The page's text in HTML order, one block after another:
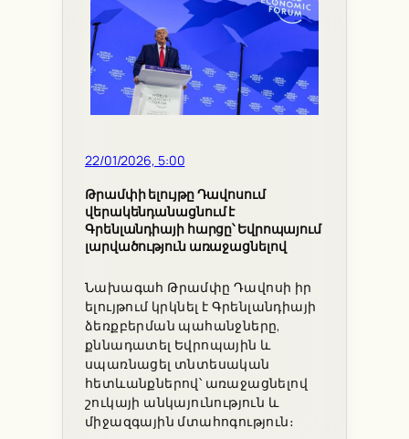
22/01/2026, 5:00
Թրամփի ելույթը Դավոսում
վերակենդանացնում է
Գրենլանդիայի հարցը՝ Եվրոպայում
լարվածություն առաջացնելով
Նախագահ Թրամփը Դավոսի իր
ելույթում կրկնել է Գրենլանդիայի
ձեռքբերման պահանջները,
քննադատել Եվրոպային և
սպառնացել տնտեսական
հետևանքներով՝ առաջացնելով
շուկայի անկայունություն և
միջազգային մտահոգություն։